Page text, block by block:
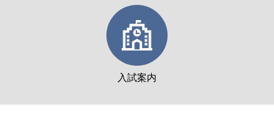
入試案内